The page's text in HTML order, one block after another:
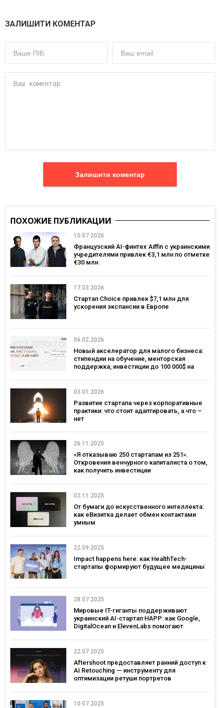
ЗАЛИШИТИ КОМЕНТАР
Залишити коментар
ПОХОЖИЕ ПУБЛИКАЦИИ
15.07.2026
Французский AI-финтех Aiffin с украинскими
учредителями привлек €3,1 млн по отметке
€30 млн
17.03.2026
Стартап Choice привлек $7,1 млн для
ускорения экспансии в Европе
06.02.2026
Новый акселератор для малого бизнеса:
стипендии на обучение, менторская
поддержка, инвестиции до 100 000$ на
03.01.2026
Развитие стартапа через корпоративные
практики: что стоит адаптировать, а что –
нет
26.11.2025
«Я отказываю 250 стартапам из 251».
Откровения венчурного капиталиста о том,
как получить инвестиции
02.11.2025
От бумаги до искусственного интеллекта:
как еВизитка делает обмен контактами
умным
22.09.2025
Impact happens here: как HealthTech-
стартапы формируют будущее медицины
28.07.2025
Мировые IT-гиганты поддерживают
украинский AI-стартап HAPP: как Google,
DigitalOcean и ElevenLabs помогают
22.07.2025
Aftershoot предоставляет ранний доступ к
AI Retouching — инструменту для
оптимизации ретуши портретов
10.07.2025